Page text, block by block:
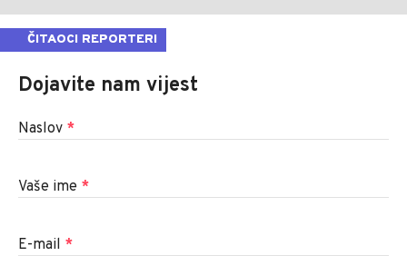
ČITAOCI REPORTERI
Dojavite nam vijest
Naslov *
Vaše ime *
E-mail *